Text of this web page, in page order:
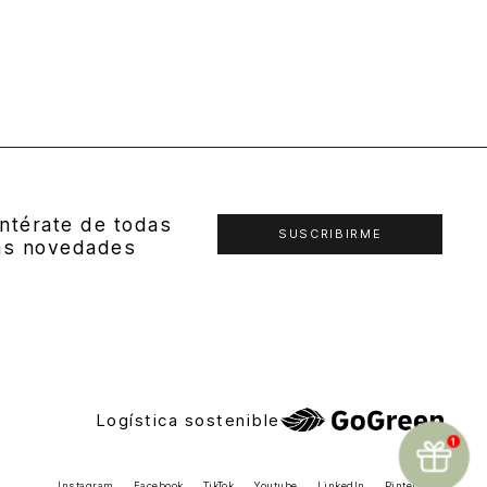
de todas
novedades
SUSCRIBIRME
Logística sostenible